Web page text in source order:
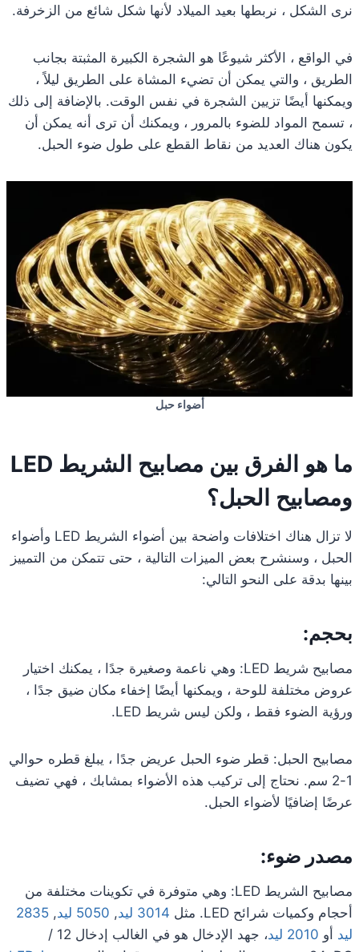
نرى الشكل ، نربطها بعيد الميلاد لأنها شكل شائع من الزخرفة.
في الواقع ، الأكثر شيوعًا هو الشجرة الكبيرة المثبتة بجانب
الطريق ، والتي يمكن أن تضيء المشاة على الطريق ليلاً ،
ويمكنها أيضًا تزيين الشجرة في نفس الوقت. بالإضافة إلى ذلك
، تسمح المواد للضوء بالمرور ، ويمكنك أن ترى أنه يمكن أن
يكون هناك العديد من نقاط القطع على طول ضوء الحبل.
أضواء حبل
ما هو الفرق بين مصابيح الشريط LED
ومصابيح الحبل؟
لا تزال هناك اختلافات واضحة بين أضواء الشريط LED وأضواء
الحبل ، وسنشرح بعض الميزات التالية ، حتى تتمكن من التمييز
بينها بدقة على النحو التالي:
بحجم:
مصابيح شريط LED: وهي ناعمة وصغيرة جدًا ، يمكنك اختيار
عروض مختلفة للوحة ، ويمكنها أيضًا إخفاء مكان ضيق جدًا ،
ورؤية الضوء فقط ، ولكن ليس شريط LED.
مصابيح الحبل: قطر ضوء الحبل عريض جدًا ، يبلغ قطره حوالي
1-2 سم. نحتاج إلى تركيب هذه الأضواء بمشابك ، فهي تضيف
عرضًا إضافيًا لأضواء الحبل.
مصدر ضوء:
مصابيح الشريط LED: وهي متوفرة في تكوينات مختلفة من
أحجام وكميات شرائح LED. مثل
3014 ليد , 5050 ليد ,
2835
ليد أو 2010 ليد
، جهد الإدخال هو في الغالب إدخال 12 /